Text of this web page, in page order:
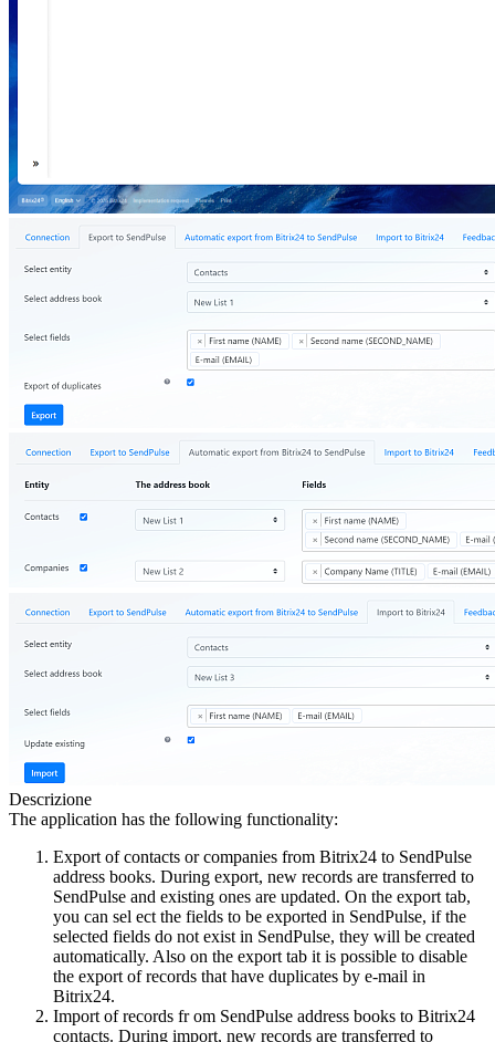
Descrizione
The application has the following functionality:
Export of contacts or companies from Bitrix24 to SendPulse
address books. During export, new records are transferred to
SendPulse and existing ones are updated. On the export tab,
you can sel ect the fields to be exported in SendPulse, if the
selected fields do not exist in SendPulse, they will be created
automatically. Also on the export tab it is possible to disable
the export of records that have duplicates by e-mail in
Bitrix24.
Import of records fr om SendPulse address books to Bitrix24
contacts. During import, new records are transferred to